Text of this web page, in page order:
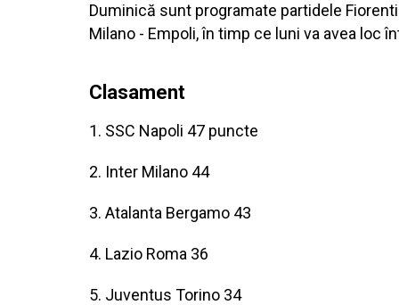
Duminică sunt programate partidele
Milano - Empoli, în timp ce luni va avea loc
Clasament
1. SSC Napoli 47 puncte
2. Inter Milano 44
3. Atalanta Bergamo 43
4. Lazio Roma 36
5. Juventus Torino 34